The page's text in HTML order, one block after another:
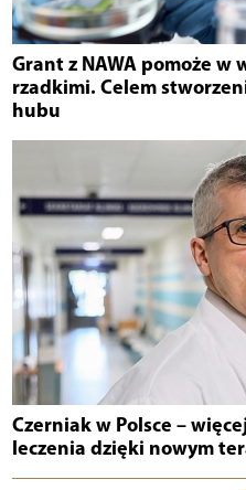
Grant z NAWA pomoże w
rzadkimi. Celem
hubu
Czerniak w Polsce –
leczenia dzięki nowym